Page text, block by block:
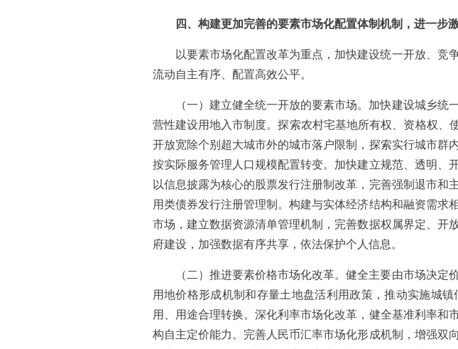
四、构建更加完善的要素市场化配置体制机制，进一步
以要素市场化配置改革为重点，加快建设统一开放、竞
流动自主有序、配置高效公平。
（一）建立健全统一开放的要素市场。加快建设城乡
营性建设用地入市制度。探索农村宅基地所有权、资格权、
开放宽除个别超大城市外的城市落户限制，探索实行城市群
按实际服务管理人口规模配置转变。加快建立规范、透明、
以信息披露为核心的股票发行注册制改革，完善强制退市
用类债券发行注册管理制。构建与实体经济结构和融资需
市场，建立数据资源清单管理机制，完善数据权属界定、开
府建设，加强数据有序共享，依法保护个人信息。
（二）推进要素价格市场化改革。健全主要由市场决
用地价格形成机制和存量土地盘活利用政策，推动实施城
用、用途合理转换。深化利率市场化改革，健全基准利率
构自主定价能力。完善人民币汇率市场化形成机制，增强双